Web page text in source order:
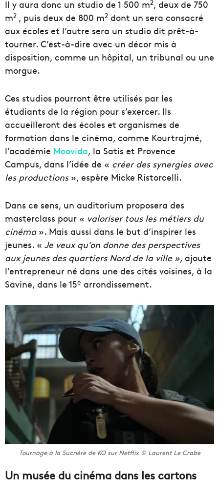
Il y aura donc un studio de 1 500 m2, deux de 750
m2 , puis deux de 800 m2 dont un sera consacré
aux écoles et l’autre sera un studio dit prêt-à-
tourner. C’est-à-dire avec un décor mis à
disposition, comme un hôpital, un tribunal ou une
morgue.
Ces studios pourront être utilisés par les
étudiants de la région pour s’exercer. Ils
accueilleront des écoles et organismes de
formation dans le cinéma, comme Kourtrajmé,
l’académie Moovida, la Satis et Provence
Campus, dans l’idée de « créer des synergies avec
les productions», espère Micke Ristorcelli.
Dans ce sens, un auditorium proposera des
masterclass pour « valoriser tous les métiers du
cinéma». Mais aussi dans le but d’inspirer les
jeunes. « Je veux qu’on donne des perspectives
aux jeunes des quartiers Nord de la ville », ajoute
l’entrepreneur né dans une des cités voisines, à la
Savine, dans le 15e arrondissement.
Tournage à la Sucrière de KO sur Netflix © Laurent Le Crabe
Un musée du cinéma dans les cartons